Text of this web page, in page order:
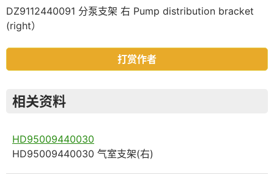
DZ9112440091 分泵支架 右 Pump distribution bracket
(right）
打赏作者
相关资料
HD95009440030
HD95009440030 气室支架(右)